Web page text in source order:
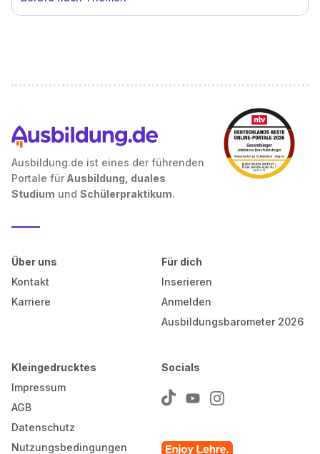
Ausbildung.de ist eines der führenden
Portale für Ausbildung, duales
Studium und Schülerpraktikum.
Über uns
Kontakt
Karriere
Für dich
Inserieren
Anmelden
Ausbildungsbarometer 2026
Kleingedrucktes
Impressum
AGB
Datenschutz
Nutzungsbedingungen
Socials